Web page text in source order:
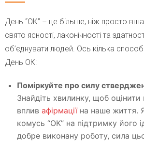
День “ОК” – це більше, ніж просто
свято ясності, лаконічності та
об’єднувати людей. Ось кілька
День ОК:
Поміркуйте про силу
Знайдіть хвилинку, щоб оцінити
вплив афірмаціїна наше життя.
комусь “ОК” на підтримку його
добре виконану роботу, сила